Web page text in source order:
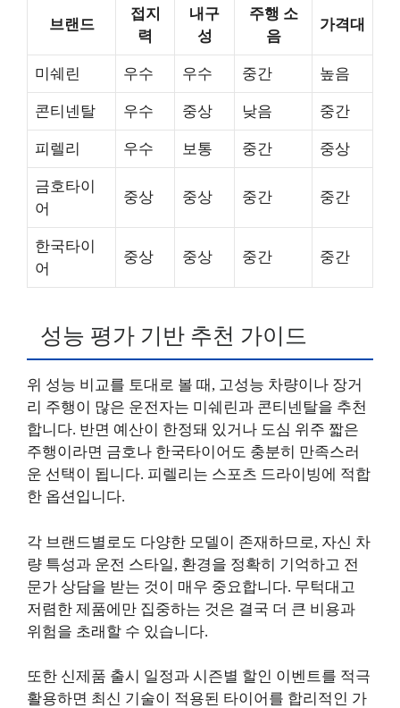
브랜드
접지
력
내구
성
주행 소
음
가격대
미쉐린 우수 우수 중간 높음
콘티넨탈 우수 중상 낮음 중간
피렐리 우수 보통 중간 중상
금호타이
어
중상 중상 중간 중간
한국타이
어
중상 중상 중간 중간
성능 평가 기반 추천 가이드
위 성능 비교를 토대로 볼 때, 고성능 차량이나 장거
리 주행이 많은 운전자는 미쉐린과 콘티넨탈을 추천
합니다. 반면 예산이 한정돼 있거나 도심 위주 짧은
주행이라면 금호나 한국타이어도 충분히 만족스러
운 선택이 됩니다. 피렐리는 스포츠 드라이빙에 적합
한 옵션입니다.
각 브랜드별로도 다양한 모델이 존재하므로, 자신 차
량 특성과 운전 스타일, 환경을 정확히 기억하고 전
문가 상담을 받는 것이 매우 중요합니다. 무턱대고
저렴한 제품에만 집중하는 것은 결국 더 큰 비용과
위험을 초래할 수 있습니다.
또한 신제품 출시 일정과 시즌별 할인 이벤트를 적극
활용하면 최신 기술이 적용된 타이어를 합리적인 가